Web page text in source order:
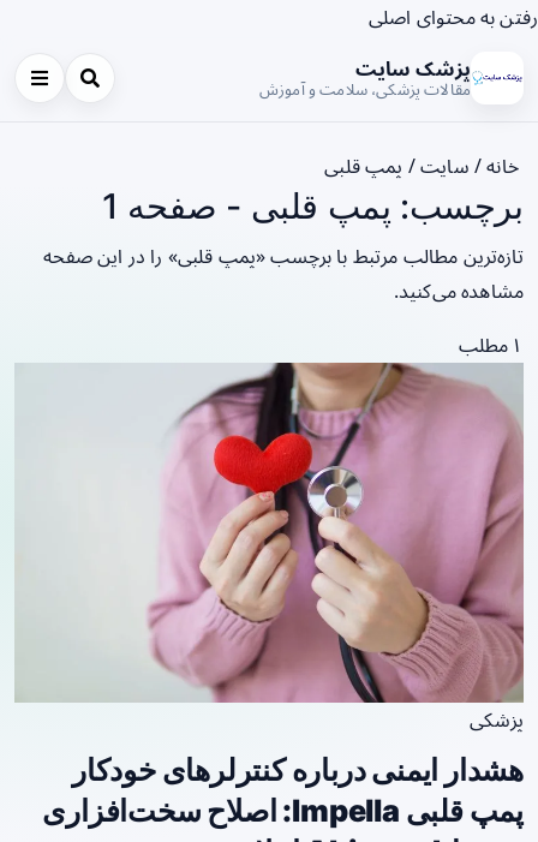
رفتن به محتوای اصلی
پزشک سایت
مقالات پزشکی، سلامت و آموزش
خانه/ سایت/ پمپ قلبی
برچسب: پمپ قلبی - صفحه 1
تازه‌ترین مطالب مرتبط با برچسب «پمپ قلبی» را در این صفحه
مشاهده می‌کنید.
۱ مطلب
پزشکی
هشدار ایمنی درباره کنترلرهای خودکار
پمپ قلبی Impella: اصلاح سخت‌افزاری